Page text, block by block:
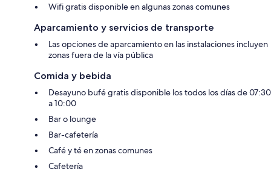
Wifi gratis disponible en algunas zonas comunes
Aparcamiento y servicios de transporte
Las opciones de aparcamiento en las instalaciones incluyen
zonas fuera de la vía pública
Comida y bebida
Desayuno bufé gratis disponible los todos los días de 07:30
a 10:00
Bar o lounge
Bar-cafetería
Café y té en zonas comunes
Cafetería